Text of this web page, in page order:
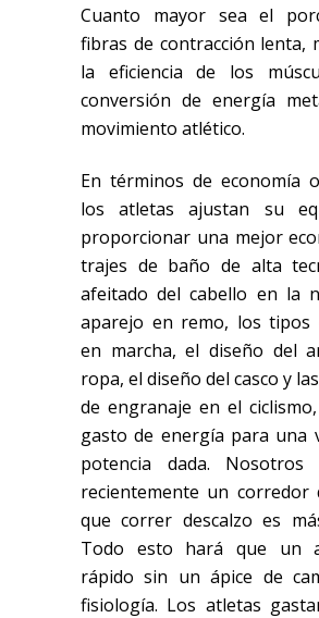
Cuanto mayor sea el
fibras de contracción lenta,
la eficiencia de los
conversión de energía
movimiento atlético.
En términos de economía
los atletas ajustan su
proporcionar una mejor
trajes de baño de alta
afeitado del cabello en la
aparejo en remo, los tipos
en marcha, el diseño del
ropa, el diseño del casco y
de engranaje en el
gasto de energía para una
potencia dada. Nosotros
recientemente un corredor
que correr descalzo es
Todo esto hará que un
rápido sin un ápice de
fisiología. Los atletas